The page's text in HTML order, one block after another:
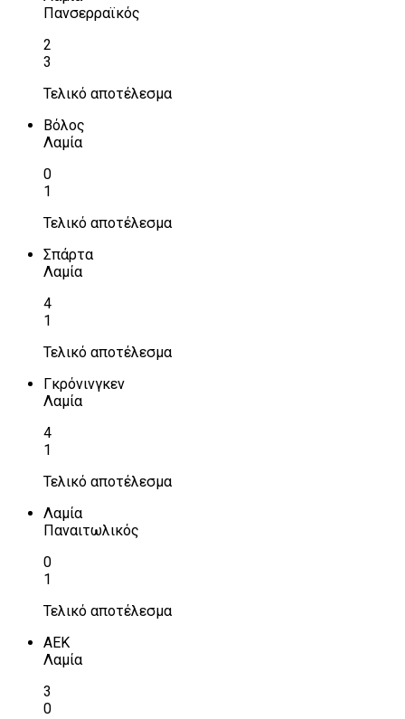
Πανσερραϊκός
2
3
Τελικό αποτέλεσμα
Βόλος
Λαμία
0
1
Τελικό αποτέλεσμα
Σπάρτα
Λαμία
4
1
Τελικό αποτέλεσμα
Γκρόνινγκεν
Λαμία
4
1
Τελικό αποτέλεσμα
Λαμία
Παναιτωλικός
0
1
Τελικό αποτέλεσμα
ΑΕΚ
Λαμία
3
0